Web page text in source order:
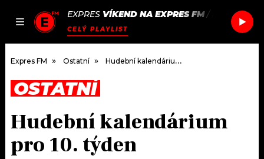
JAK
SEZNAM.CZ
EXPRES VÍKEND NA EXPRES FM/ BOMFUNK
CELÝ PLAYLIST
DOMŮ
ČLÁNKY
Expres FM Ostatní Hudební kalendárium pro 10. týden
OSTATNÍ
Hudební kalendárium
pro 10. týden